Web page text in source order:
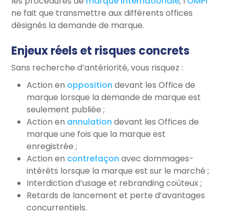
ne fait que transmettre aux différents offices
désignés la demande de marque.
Enjeux réels et risques concrets
Sans recherche d’antériorité, vous risquez :
Action en opposition devant les Office de
marque lorsque la demande de marque est
seulement publiée ;
Action en annulation devant les Offices de
marque une fois que la marque est
enregistrée ;
Action en contrefaçon avec dommages-
intérêts lorsque la marque est sur le marché ;
Interdiction d’usage et rebranding coûteux ;
Retards de lancement et perte d’avantages
concurrentiels.